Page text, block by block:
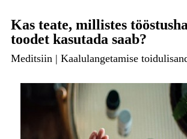
Kas teate, millistes
toodet kasutada saab?
Meditsiin | Kaalulangetamise